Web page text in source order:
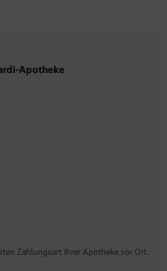
Apotheke
Zahlungsart Ihrer Apotheke vor Ort.